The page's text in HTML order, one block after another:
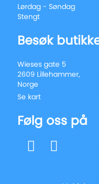
Lørdag - Søndag
Stengt
Besøk
Wieses gate 5
2609 Lillehammer,
Norge
Se kart
Følg oss på